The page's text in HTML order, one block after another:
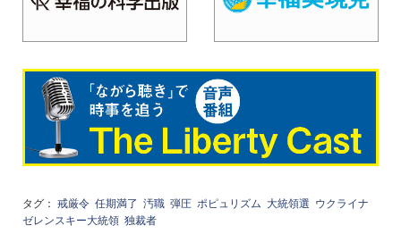
タグ： 戒厳令 任期満了 汚職 弾圧 ポピュリズム 大統領選 ウクライナ
ゼレンスキー大統領 独裁者